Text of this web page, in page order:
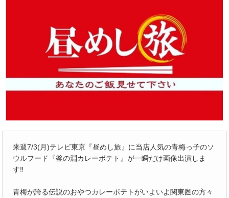
来週7/3(月)テレビ東京『昼めし旅』に当店人気の青梅っ子のソ
ウルフード『釜の淵カレーポテト』が一瞬だけ画像出演しま
す‼️
青梅が誇る伝説のおやつカレーポテトがいよいよ関東圏の方々